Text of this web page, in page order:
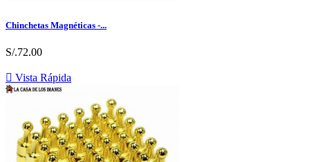
Chinchetas Magnéticas -...
S/.72.00
 Vista Rápida